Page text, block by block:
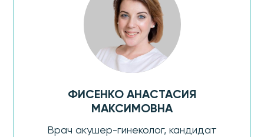
ФИСЕНКО АНАСТАСИЯ
МАКСИМОВНА
Врач акушер-гинеколог, кандидат